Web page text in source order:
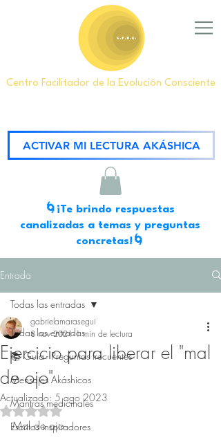
Centro Facilitador de la Evolución Consciente
ACTIVAR MI LECTURA AKÁSHICA
🌀¡Te brindo respuestas
canalizadas a temas y preguntas
concretas!🌀
Entrada
Todas las entradas
📚 Guía - Preguntas frecuentes
Mensajes Akáshicos
Mantras medicinales
Escritos inspiradores
Todas las entradas
Ejercicio para liberar el "mal
de ojo"
gabrielamarasegui
8 nov 2021 1 min de lectura
Actualizado: 5 ago 2023
Obtuvo NaN de 5 estrellas.
Mal de ojo